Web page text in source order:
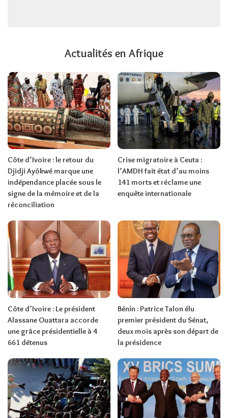
Actualités en Afrique
Côte d’Ivoire : le retour du
Djidji Ayôkwé marque une
indépendance placée sous le
signe de la mémoire et de la
réconciliation
Crise migratoire à Ceuta :
l’AMDH fait état d’au moins
141 morts et réclame une
enquête internationale
Côte d’Ivoire : Le président
Alassane Ouattara accorde
une grâce présidentielle à 4
661 détenus
Bénin : Patrice Talon élu
premier président du Sénat,
deux mois après son départ de
la présidence